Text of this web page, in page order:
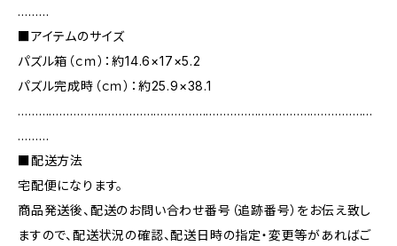
………
■アイテムのサイズ
パズル箱（ｃｍ）：約14.6×17×5.2
パズル完成時（ｃｍ）：約25.9×38.1
…………………………………………………………………………………………
………
■配送方法
宅配便になります。
商品発送後、配送のお問い合わせ番号（追跡番号）をお伝え致し
ますので、配送状況の確認、配送日時の指定・変更等があればご